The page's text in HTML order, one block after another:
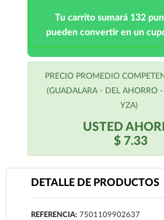
Tu carrito sumará 132
pueden convertir en un
PRECIO PROMEDIO
(GUADALARA - DEL AHORRO
YZA)
USTED
$ 7.33
DETALLE DE PRODUCTOS
REFERENCIA: 7501109902637